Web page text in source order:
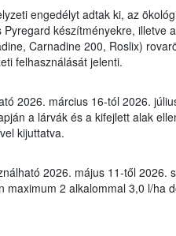
engedélyt adtak ki, az
készítményekre, illetve
Carnadine 200, Roslix)
felhasználását jelenti.
2026. március 16-tól 2026.
a lárvák és a kifejlett alak
kijuttatva.
2026. május 11-től 2026.
maximum 2 alkalommal 3,0 l/ha